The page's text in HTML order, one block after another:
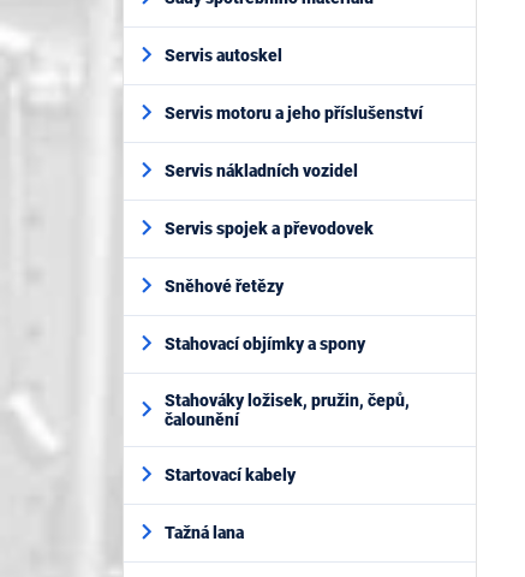
Servis autoskel
Servis motoru a jeho příslušenství
Servis nákladních vozidel
Servis spojek a převodovek
Sněhové řetězy
Stahovací objímky a spony
Stahováky ložisek, pružin, čepů,
čalounění
Startovací kabely
Tažná lana